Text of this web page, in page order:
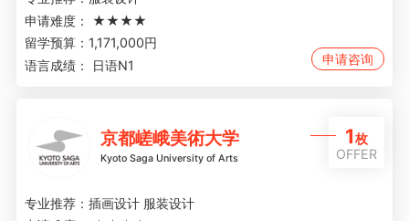
申请难度：
★★★★
留学预算： 1,171,000円
语言成绩：
日语N1 申请咨询
京都嵯峨美術大学
Kyoto Saga University of Arts
1枚
OFFER
专业推荐： 插画设计 服装设计